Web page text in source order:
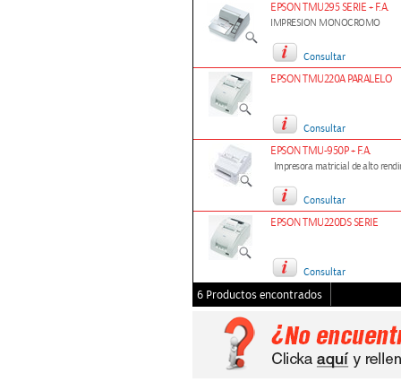
EPSON TMU295 SERIE + F.A.
IMPRESION MONOCROMO
Consultar
EPSON TMU220A PARALELO
Consultar
EPSON TMU-950P + F.A.
Impresora matricial de alto
Consultar
EPSON TMU220DS SERIE
Consultar
6 Productos encontrados